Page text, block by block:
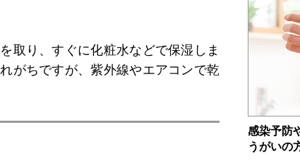
感染予防
うがいの
取り、すぐに化粧水などで保湿しま
がちですが、紫外線やエアコンで乾